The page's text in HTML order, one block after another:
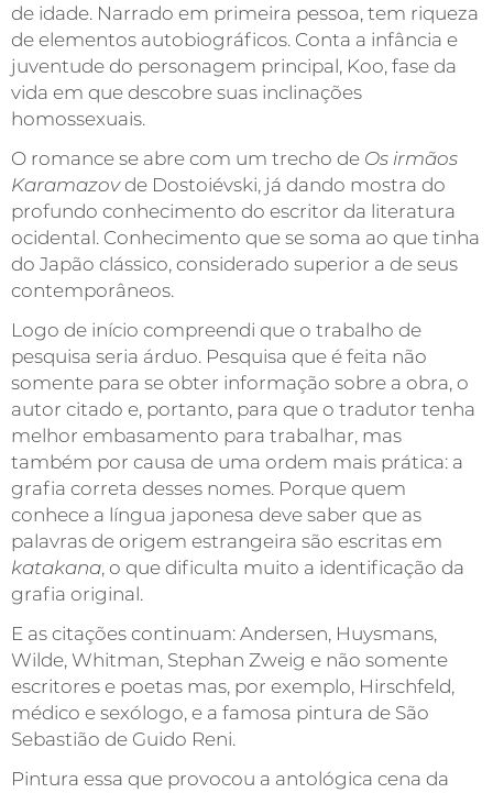
de idade. Narrado em primeira pessoa, tem riqueza
de elementos autobiográficos. Conta a infância e
juventude do personagem principal, Koo, fase da
vida em que descobre suas inclinações
homossexuais.
O romance se abre com um trecho de Os irmãos
Karamazovde Dostoiévski, já dando mostra do
profundo conhecimento do escritor da literatura
ocidental. Conhecimento que se soma ao que tinha
do Japão clássico, considerado superior a de seus
contemporâneos.
Logo de início compreendi que o trabalho de
pesquisa seria árduo. Pesquisa que é feita não
somente para se obter informação sobre a obra, o
autor citado e, portanto, para que o tradutor tenha
melhor embasamento para trabalhar, mas
também por causa de uma ordem mais prática: a
grafia correta desses nomes. Porque quem
conhece a língua japonesa deve saber que as
palavras de origem estrangeira são escritas em
katakana, o que dificulta muito a identificação da
grafia original.
E as citações continuam: Andersen, Huysmans,
Wilde, Whitman, Stephan Zweig e não somente
escritores e poetas mas, por exemplo, Hirschfeld,
médico e sexólogo, e a famosa pintura de São
Sebastião de Guido Reni.
Pintura essa que provocou a antológica cena da